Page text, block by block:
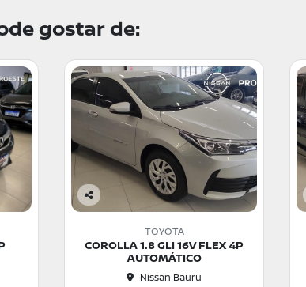
gostar de:
Co
rtil
TOYOTA
COROLLA 1.8 GLI 16V FLEX 4P
AUTOMÁTICO
Nissan Bauru